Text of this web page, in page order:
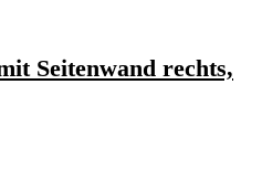
Seitenwand rechts,